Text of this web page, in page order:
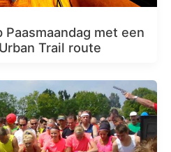
met een
Trail route